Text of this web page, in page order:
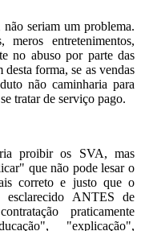
seriam um problema.
entretenimentos,
no abuso por parte das
desta forma, se as vendas
não caminharia para
tratar de serviço pago.
proibir os SVA, mas
que não pode lesar o
correto e justo que o
esclarecido ANTES de
praticamente
"explicação",